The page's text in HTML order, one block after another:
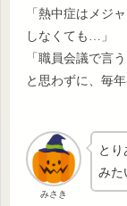
「熱中症はメジ
しなくても…」
「職員会議で言
と思わずに、毎
みさき
と
みた